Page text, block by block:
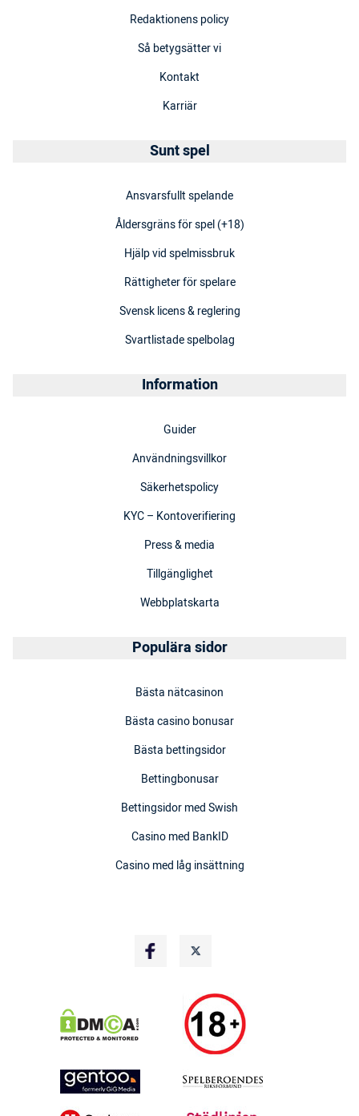
Redaktionens policy
Så betygsätter vi
Kontakt
Karriär
Sunt spel
Ansvarsfullt spelande
Åldersgräns för spel (+18)
Hjälp vid spelmissbruk
Rättigheter för spelare
Svensk licens & reglering
Svartlistade spelbolag
Information
Guider
Användningsvillkor
Säkerhetspolicy
KYC – Kontoverifiering
Press & media
Tillgänglighet
Webbplatskarta
Populära sidor
Bästa nätcasinon
Bästa casino bonusar
Bästa bettingsidor
Bettingbonusar
Bettingsidor med Swish
Casino med BankID
Casino med låg insättning